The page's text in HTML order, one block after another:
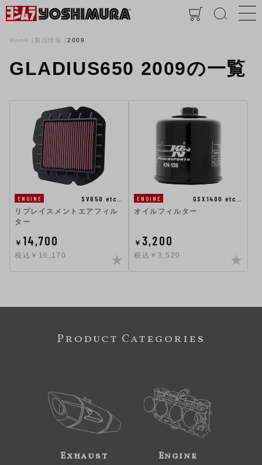
Home 製品情報 2009
GLADIUS650 2009の一覧
ENGINE
SV650 etc…
リプレイスメントエアフィル
ター
￥ 14,700
税込￥16,170
ENGINE
GSX1400 etc…
オイルフィルター
￥ 3,200
税込￥3,520
Product Categories
Exhaust Engine